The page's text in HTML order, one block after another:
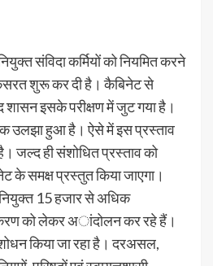
संविदा कर्मियों को नियमित करने
शुरू कर दी है। कैबिनेट से
शासन इसके परीक्षण में जुट गया है।
उलझा हुआ है। ऐसे में इस प्रस्ताव
जल्द ही संशोधित प्रस्ताव को
के समक्ष प्रस्तुत किया जाएगा।
नियुक्त 15 हजार से अधिक
को लेकर अांदोलन कर रहे हैं।
किया जा रहा है। दरअसल,